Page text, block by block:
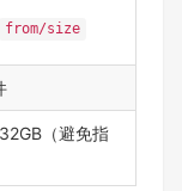
from/size
（避免指